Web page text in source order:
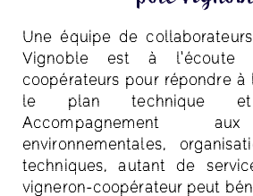
Une équipe de
Vignoble est à l’écoute
coopérateurs pour répondre à
le plan technique et
Accompagnement
environnementales,
techniques, autant de
vigneron-coopérateur peut